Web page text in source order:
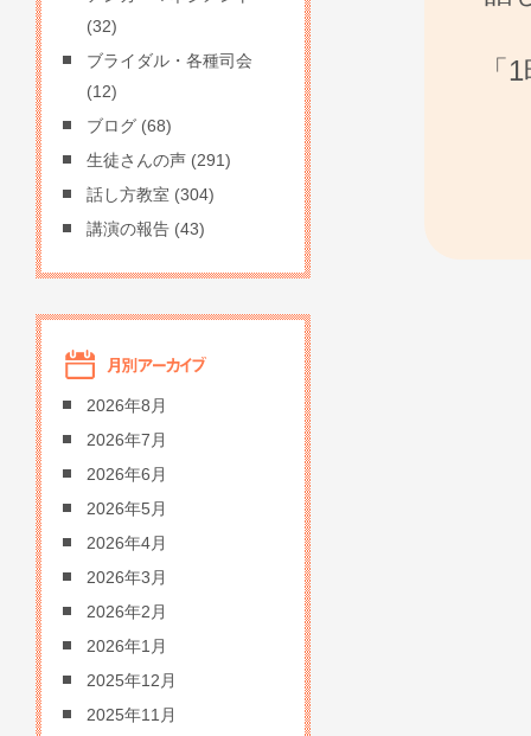
「
(32)
ブライダル・各種司会
(12)
ブログ (68)
生徒さんの声 (291)
話し方教室 (304)
講演の報告 (43)
2026年8月
2026年7月
2026年6月
2026年5月
2026年4月
2026年3月
2026年2月
2026年1月
2025年12月
2025年11月